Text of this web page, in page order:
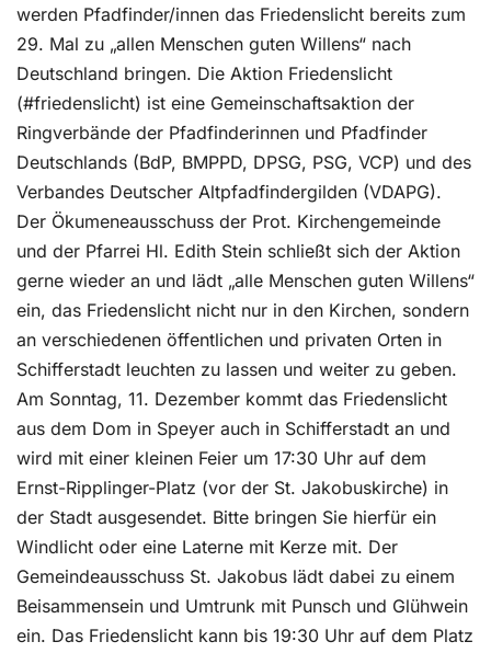
werden Pfadfinder/innen das Friedenslicht bereits zum
29. Mal zu „allen Menschen guten Willens“ nach
Deutschland bringen. Die Aktion Friedenslicht
(#friedenslicht) ist eine Gemeinschaftsaktion der
Ringverbände der Pfadfinderinnen und Pfadfinder
Deutschlands (BdP, BMPPD, DPSG, PSG, VCP) und des
Verbandes Deutscher Altpfadfindergilden (VDAPG).
Der Ökumeneausschuss der Prot. Kirchengemeinde
und der Pfarrei Hl. Edith Stein schließt sich der Aktion
gerne wieder an und lädt „alle Menschen guten Willens“
ein, das Friedenslicht nicht nur in den Kirchen, sondern
an verschiedenen öffentlichen und privaten Orten in
Schifferstadt leuchten zu lassen und weiter zu geben.
Am Sonntag, 11. Dezember kommt das Friedenslicht
aus dem Dom in Speyer auch in Schifferstadt an und
wird mit einer kleinen Feier um 17:30 Uhr auf dem
Ernst-Ripplinger-Platz (vor der St. Jakobuskirche) in
der Stadt ausgesendet. Bitte bringen Sie hierfür ein
Windlicht oder eine Laterne mit Kerze mit. Der
Gemeindeausschuss St. Jakobus lädt dabei zu einem
Beisammensein und Umtrunk mit Punsch und Glühwein
ein. Das Friedenslicht kann bis 19:30 Uhr auf dem Platz